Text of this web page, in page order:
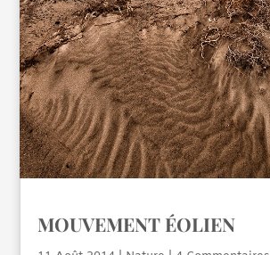
MOUVEMENT ÉOLIEN